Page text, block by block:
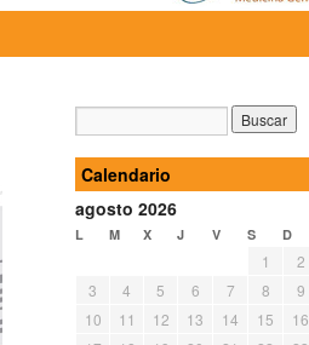
Calendario
agosto 2026
L M X J V S D
1
2
3
4 5 6 7 8
9
10
11 12 13 14 15
16